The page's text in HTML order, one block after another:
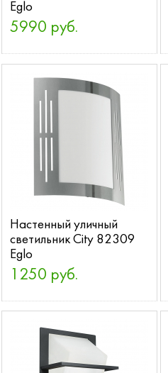
Eglo
5990 руб.
Настенный уличный
светильник City 82309
Eglo
1250 руб.